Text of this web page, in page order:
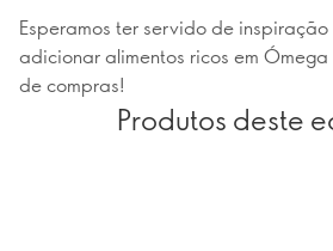
Esperamos ter servido de
adicionar alimentos ricos em
de compras!
Produtos deste